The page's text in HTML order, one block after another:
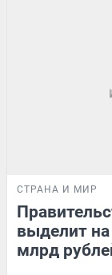
СТРАНА И МИР
выделит
млрд